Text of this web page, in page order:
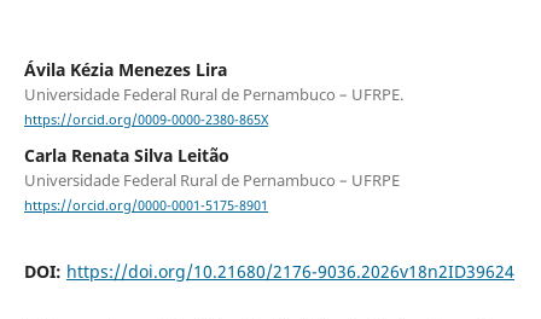
Ávila Kézia Menezes Lira
Universidade Federal Rural de Pernambuco – UFRPE.
https://orcid.org/0009-0000-2380-865X
Carla Renata Silva Leitão
Universidade Federal Rural de Pernambuco – UFRPE
https://orcid.org/0000-0001-5175-8901
DOI: https://doi.org/10.21680/2176-9036.2026v18n2ID39624